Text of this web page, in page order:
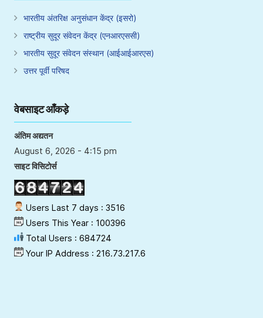
भारतीय अंतरिक्ष अनुसंधान केंद्र (इसरो)
राष्ट्रीय सुदूर संवेदन केंद्र (एनआरएससी)
भारतीय सुदूर संवेदन संस्थान (आईआईआरएस)
उत्तर पूर्वी परिषद
वेबसाइट आँकड़े
अंतिम अद्यतन
August 6, 2026 - 4:15 pm
साइट विसिटोर्स
Users Last 7 days : 3516
Users This Year : 100396
Total Users : 684724
Your IP Address : 216.73.217.6